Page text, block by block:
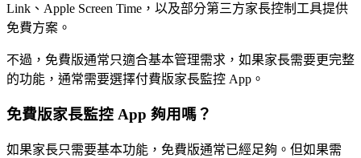
Link、Apple Screen Time，以及部分第三方家長控制工具提供
免費方案。
不過，免費版通常只適合基本管理需求，如果家長需要更完整
的功能，通常需要選擇付費版家長監控 App。
免費版家長監控 App 夠用嗎？
如果家長只需要基本功能，免費版通常已經足夠。但如果需